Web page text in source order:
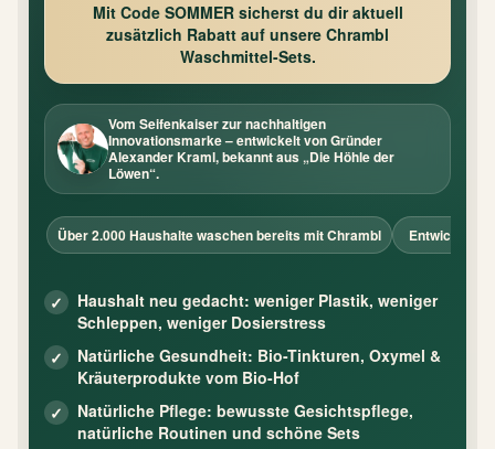
Mit Code SOMMERsicherst du dir aktuell
zusätzlich Rabatt auf unsere Chrambl
Waschmittel-Sets.
Vom Seifenkaiser zur nachhaltigen
Innovationsmarke – entwickelt von Gründer
Alexander Kraml, bekannt aus „Die Höhle der
Löwen“.
Über 2.000 Haushalte waschen bereits mit Chrambl Entwickelt in
Haushalt neu gedacht: weniger Plastik, weniger
Schleppen, weniger Dosierstress
Natürliche Gesundheit: Bio-Tinkturen, Oxymel &
Kräuterprodukte vom Bio-Hof
Natürliche Pflege: bewusste Gesichtspflege,
natürliche Routinen und schöne Sets